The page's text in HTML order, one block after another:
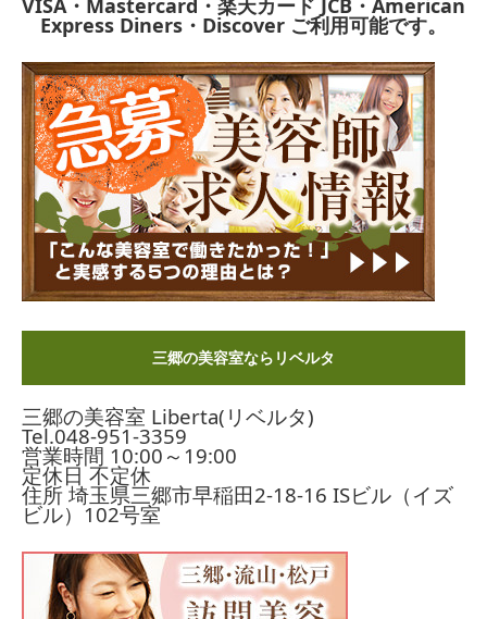
VISA・Mastercard・楽天カード JCB・American
Express Diners・Discover ご利用可能です。
三郷の美容室ならリベルタ
三郷の美容室 Liberta(リベルタ)
Tel.048-951-3359
営業時間 10:00～19:00
定休日 不定休
住所 埼玉県三郷市早稲田2-18-16 ISビル（イズ
ビル）102号室